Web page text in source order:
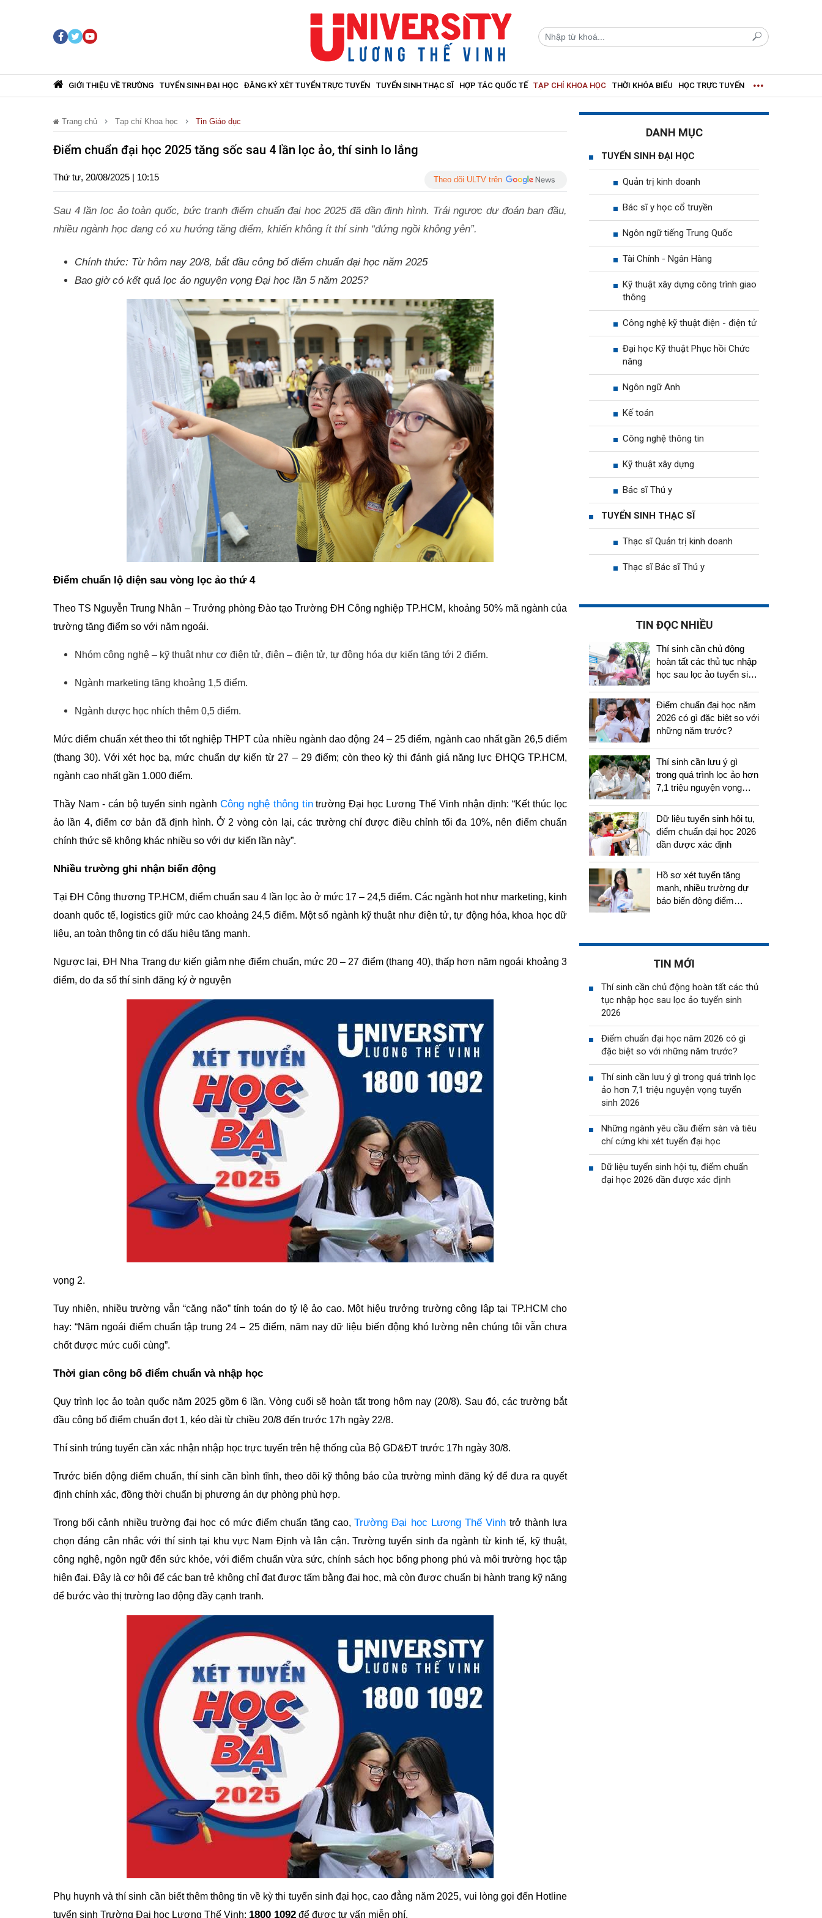
GIỚI THIỆU VỀ TRƯỜNG TUYỂN SINH ĐẠI HỌC ĐĂNG KÝ XÉT TUYỂN TRỰC TUYẾN TUYỂN SINH THẠC SĨ HỢP TÁC QUỐC TẾ TẠP CHÍ KHOA HỌC THỜI KHÓA BIỂU HỌC TRỰC TUYẾN
Trang chủ Tạp chí Khoa học Tin Giáo dục
Điểm chuẩn đại học 2025 tăng sốc sau 4 lần lọc ảo, thí sinh lo lắng
Thứ tư, 20/08/2025 | 10:15 Theo dõi ULTV trên
Sau 4 lần lọc ảo toàn quốc, bức tranh điểm chuẩn đại học 2025 đã dần định hình. Trái ngược dự đoán ban đầu,
nhiều ngành học đang có xu hướng tăng điểm, khiến không ít thí sinh “đứng ngồi không yên”.
Chính thức: Từ hôm nay 20/8, bắt đầu công bố điểm chuẩn đại học năm 2025
Bao giờ có kết quả lọc ảo nguyện vọng Đại học lần 5 năm 2025?
Điểm chuẩn lộ diện sau vòng lọc ảo thứ 4
Theo TS Nguyễn Trung Nhân – Trưởng phòng Đào tạo Trường ĐH Công nghiệp TP.HCM, khoảng 50% mã ngành của
trường tăng điểm so với năm ngoái.
Nhóm công nghệ – kỹ thuật như cơ điện tử, điện – điện tử, tự động hóa dự kiến tăng tới 2 điểm.
Ngành marketing tăng khoảng 1,5 điểm.
Ngành dược học nhích thêm 0,5 điểm.
Mức điểm chuẩn xét theo thi tốt nghiệp THPT của nhiều ngành dao động 24 – 25 điểm, ngành cao nhất gần 26,5 điểm
(thang 30). Với xét học bạ, mức chuẩn dự kiến từ 27 – 29 điểm; còn theo kỳ thi đánh giá năng lực ĐHQG TP.HCM,
ngành cao nhất gần 1.000 điểm.
Thầy Nam - cán bộ tuyển sinh ngành Công nghệ thông tintrường Đại học Lương Thế Vinh nhận định: “Kết thúc lọc
ảo lần 4, điểm cơ bản đã định hình. Ở 2 vòng còn lại, các trường chỉ được điều chỉnh tối đa 10%, nên điểm chuẩn
chính thức sẽ không khác nhiều so với dự kiến lần này”.
Nhiều trường ghi nhận biến động
Tại ĐH Công thương TP.HCM, điểm chuẩn sau 4 lần lọc ảo ở mức 17 – 24,5 điểm. Các ngành hot như marketing, kinh
doanh quốc tế, logistics giữ mức cao khoảng 24,5 điểm. Một số ngành kỹ thuật như điện tử, tự động hóa, khoa học dữ
liệu, an toàn thông tin có dấu hiệu tăng mạnh.
Ngược lại, ĐH Nha Trang dự kiến giảm nhẹ điểm chuẩn, mức 20 – 27 điểm (thang 40), thấp hơn năm ngoái khoảng 3
điểm, do đa số thí sinh đăng ký ở nguyện
vọng 2.
Tuy nhiên, nhiều trường vẫn “căng não” tính toán do tỷ lệ ảo cao. Một hiệu trưởng trường công lập tại TP.HCM cho
hay: “Năm ngoái điểm chuẩn tập trung 24 – 25 điểm, năm nay dữ liệu biến động khó lường nên chúng tôi vẫn chưa
chốt được mức cuối cùng”.
Thời gian công bố điểm chuẩn và nhập học
Quy trình lọc ảo toàn quốc năm 2025 gồm 6 lần. Vòng cuối sẽ hoàn tất trong hôm nay (20/8). Sau đó, các trường bắt
đầu công bố điểm chuẩn đợt 1, kéo dài từ chiều 20/8 đến trước 17h ngày 22/8.
Thí sinh trúng tuyển cần xác nhận nhập học trực tuyến trên hệ thống của Bộ GD&ĐT trước 17h ngày 30/8.
Trước biến động điểm chuẩn, thí sinh cần bình tĩnh, theo dõi kỹ thông báo của trường mình đăng ký để đưa ra quyết
định chính xác, đồng thời chuẩn bị phương án dự phòng phù hợp.
Trong bối cảnh nhiều trường đại học có mức điểm chuẩn tăng cao,Trường Đại học Lương Thế Vinh trở thành lựa
chọn đáng cân nhắc với thí sinh tại khu vực Nam Định và lân cận. Trường tuyển sinh đa ngành từ kinh tế, kỹ thuật,
công nghệ, ngôn ngữ đến sức khỏe, với điểm chuẩn vừa sức, chính sách học bổng phong phú và môi trường học tập
hiện đại. Đây là cơ hội để các bạn trẻ không chỉ đạt được tấm bằng đại học, mà còn được chuẩn bị hành trang kỹ năng
để bước vào thị trường lao động đầy cạnh tranh.
Phụ huynh và thí sinh cần biết thêm thông tin về kỳ thi tuyển sinh đại học, cao đẳng năm 2025, vui lòng gọi đến Hotline
tuyển sinh Trường Đại học Lương Thế Vinh: 1800 1092 để được tư vấn miễn phí.
DANH MỤC
TUYỂN SINH ĐẠI HỌC
Quản trị kinh doanh
Bác sĩ y học cổ truyền
Ngôn ngữ tiếng Trung Quốc
Tài Chính - Ngân Hàng
Kỹ thuật xây dựng công trình giao
thông
Công nghệ kỹ thuật điện - điện tử
Đại học Kỹ thuật Phục hồi Chức
năng
Ngôn ngữ Anh
Kế toán
Công nghệ thông tin
Kỹ thuật xây dựng
Bác sĩ Thú y
TUYỂN SINH THẠC SĨ
Thạc sĩ Quản trị kinh doanh
Thạc sĩ Bác sĩ Thú y
TIN ĐỌC NHIỀU
Thí sinh cần chủ động
hoàn tất các thủ tục nhập
học sau lọc ảo tuyển sinh
Điểm chuẩn đại học năm
2026 có gì đặc biệt so với
những năm trước?
Thí sinh cần lưu ý gì
trong quá trình lọc ảo hơn
7,1 triệu nguyện vọng
Dữ liệu tuyển sinh hội tụ,
điểm chuẩn đại học 2026
dần được xác định
Hồ sơ xét tuyển tăng
mạnh, nhiều trường dự
báo biến động điểm
TIN MỚI
Thí sinh cần chủ động hoàn tất các thủ
tục nhập học sau lọc ảo tuyển sinh
2026
Điểm chuẩn đại học năm 2026 có gì
đặc biệt so với những năm trước?
Thí sinh cần lưu ý gì trong quá trình lọc
ảo hơn 7,1 triệu nguyện vọng tuyển
sinh 2026
Những ngành yêu cầu điểm sàn và tiêu
chí cứng khi xét tuyển đại học
Dữ liệu tuyển sinh hội tụ, điểm chuẩn
đại học 2026 dần được xác định